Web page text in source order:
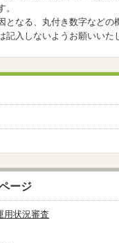
。
となる、丸付き数字などの
記入しないようお願いいた
ージ
用状況審査